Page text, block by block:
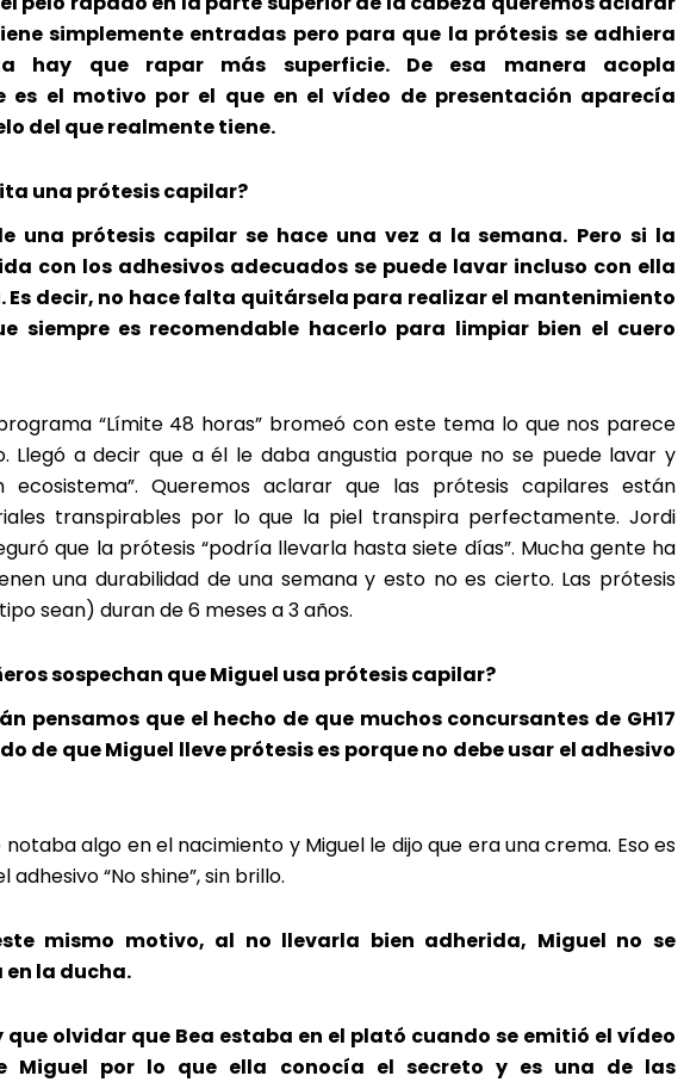
simplemente entradas pero para que la prótesis se adhiera
hay que rapar más superficie. De esa manera acopla
es el motivo por el que en el vídeo de presentación aparecía
del que realmente tiene.
una prótesis capilar?
una prótesis capilar se hace una vez a la semana. Pero si la
con los adhesivos adecuados se puede lavar incluso con ella
Es decir, no hace falta quitársela para realizar el mantenimiento
siempre es recomendable hacerlo para limpiar bien el cuero
“Límite 48 horas” bromeó con este tema lo que nos parece
Llegó a decir que a él le daba angustia porque no se puede lavar y
Queremos aclarar que las prótesis capilares están
transpirables por lo que la piel transpira perfectamente. Jordi
que la prótesis “podría llevarla hasta siete días”. Mucha gente ha
una durabilidad de una semana y esto no es cierto. Las prótesis
sean) duran de 6 meses a 3 años.
sospechan que Miguel usa prótesis capilar?
pensamos que el hecho de que muchos concursantes de GH17
de que Miguel lleve prótesis es porque no debe usar el adhesivo
notaba algo en el nacimiento y Miguel le dijo que era una crema. Eso es
“No shine”, sin brillo.
mismo motivo, al no llevarla bien adherida, Miguel no se
la ducha.
que olvidar que Bea estaba en el plató cuando se emitió el vídeo
Miguel por lo que ella conocía el secreto y es una de las